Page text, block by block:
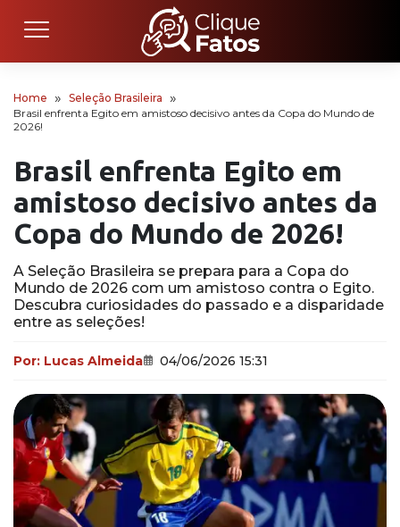
Home
Seleção Brasileira
Brasil enfrenta Egito em amistoso decisivo antes da Copa do Mundo de
2026!
Brasil enfrenta Egito em
amistoso decisivo antes da
Copa do Mundo de 2026!
A Seleção Brasileira se prepara para a Copa do
Mundo de 2026 com um amistoso contra o Egito.
Descubra curiosidades do passado e a disparidade
entre as seleções!
Por: Lucas Almeida 04/06/2026 15:31